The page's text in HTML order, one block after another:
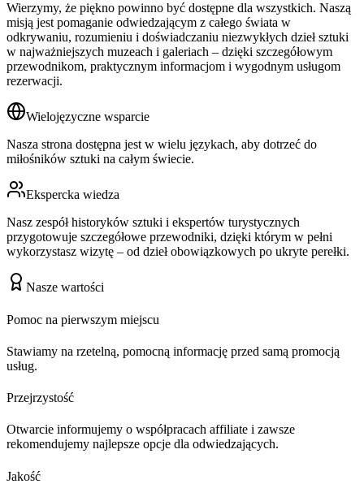
Wierzymy, że piękno powinno być dostępne dla wszystkich. Naszą
misją jest pomaganie odwiedzającym z całego świata w
odkrywaniu, rozumieniu i doświadczaniu niezwykłych dzieł sztuki
w najważniejszych muzeach i galeriach – dzięki szczegółowym
przewodnikom, praktycznym informacjom i wygodnym usługom
rezerwacji.
Wielojęzyczne wsparcie
Nasza strona dostępna jest w wielu językach, aby dotrzeć do
miłośników sztuki na całym świecie.
Ekspercka wiedza
Nasz zespół historyków sztuki i ekspertów turystycznych
przygotowuje szczegółowe przewodniki, dzięki którym w pełni
wykorzystasz wizytę – od dzieł obowiązkowych po ukryte perełki.
Nasze wartości
Pomoc na pierwszym miejscu
Stawiamy na rzetelną, pomocną informację przed samą promocją
usług.
Przejrzystość
Otwarcie informujemy o współpracach affiliate i zawsze
rekomendujemy najlepsze opcje dla odwiedzających.
Jakość